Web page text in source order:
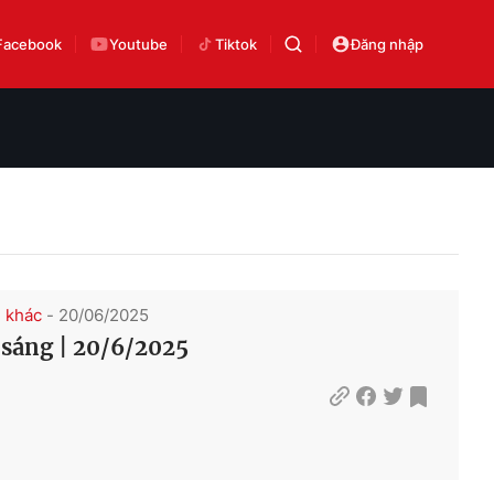
Youtube Tiktok Đăng nhập
khác - 20/06/2025
| 20/6/2025